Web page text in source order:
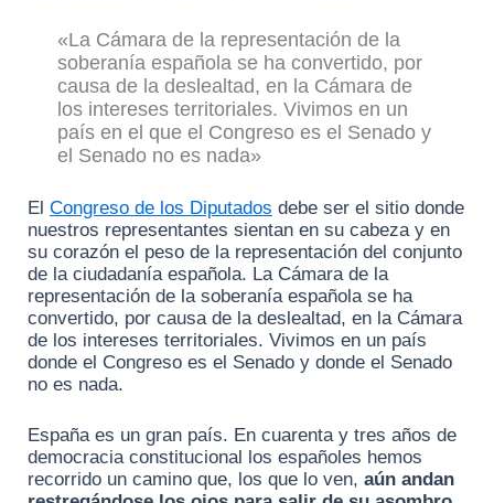
«La Cámara de la representación de la
soberanía española se ha convertido, por
causa de la deslealtad, en la Cámara de
los intereses territoriales. Vivimos en un
país en el que el Congreso es el Senado y
el Senado no es nada»
El Congreso de los Diputados debe ser el sitio donde
nuestros representantes sientan en su cabeza y en
su corazón el peso de la representación del conjunto
de la ciudadanía española. La Cámara de la
representación de la soberanía española se ha
convertido, por causa de la deslealtad, en la Cámara
de los intereses territoriales. Vivimos en un país
donde el Congreso es el Senado y donde el Senado
no es nada.
España es un gran país. En cuarenta y tres años de
democracia constitucional los españoles hemos
recorrido un camino que, los que lo ven, aún andan